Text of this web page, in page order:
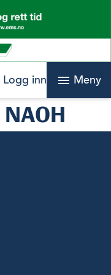
Logg inn menu Meny
NAOH